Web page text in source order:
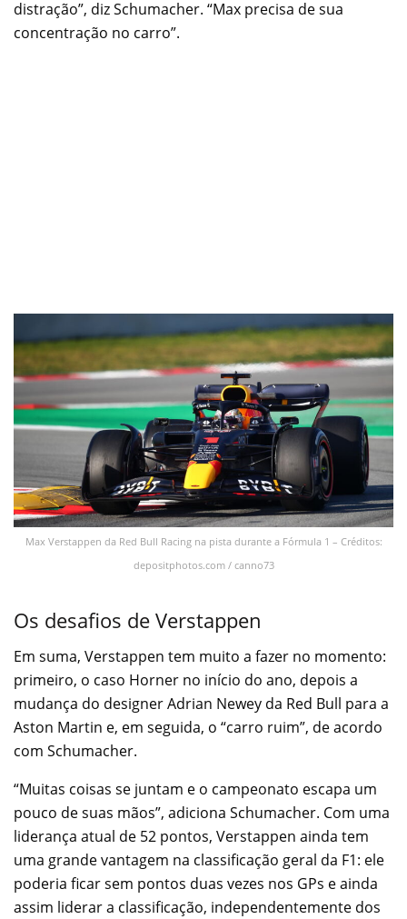
distração”, diz Schumacher. “Max precisa de sua
concentração no carro”.
Max Verstappen da Red Bull Racing na pista durante a Fórmula 1 – Créditos:
depositphotos.com / canno73
Os desafios de Verstappen
Em suma, Verstappen tem muito a fazer no momento:
primeiro, o caso Horner no início do ano, depois a
mudança do designer Adrian Newey da Red Bull para a
Aston Martin e, em seguida, o “carro ruim”, de acordo
com Schumacher.
“Muitas coisas se juntam e o campeonato escapa um
pouco de suas mãos”, adiciona Schumacher. Com uma
liderança atual de 52 pontos, Verstappen ainda tem
uma grande vantagem na classificação geral da F1: ele
poderia ficar sem pontos duas vezes nos GPs e ainda
assim liderar a classificação, independentemente dos